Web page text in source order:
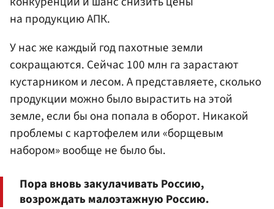
на продукцию АПК.
У нас же каждый год пахотные земли
сокращаются. Сейчас 100 млн га зарастают
кустарником и лесом. А представляете, сколько
продукции можно было вырастить на этой
земле, если бы она попала в оборот. Никакой
проблемы с картофелем или «борщевым
набором» вообще не было бы.
Пора вновь закулачивать Россию,
возрождать малоэтажную Россию.